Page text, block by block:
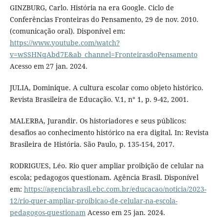
GINZBURG, Carlo. História na era Google. Ciclo de
Conferências Fronteiras do Pensamento, 29 de nov. 2010.
(comunicação oral). Disponível em:
https://www.youtube.com/watch?
v=wSSHNqAbd7E&ab_channel=FronteirasdoPensamento
Acesso em 27 jan. 2024.
JULIA, Dominique. A cultura escolar como objeto histórico.
Revista Brasileira de Educação. V.1, n° 1, p. 9-42, 2001.
MALERBA, Jurandir. Os historiadores e seus públicos:
desafios ao conhecimento histórico na era digital. In: Revista
Brasileira de História. São Paulo, p. 135-154, 2017.
RODRIGUES, Léo. Rio quer ampliar proibição de celular na
escola; pedagogos questionam. Agência Brasil. Disponível
em: https://agenciabrasil.ebc.com.br/educacao/noticia/2023-
12/rio-quer-ampliar-proibicao-de-celular-na-escola-
pedagogos-questionam Acesso em 25 jan. 2024.